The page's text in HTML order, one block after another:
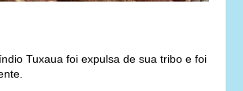
Tuxaua foi expulsa de sua tribo e foi